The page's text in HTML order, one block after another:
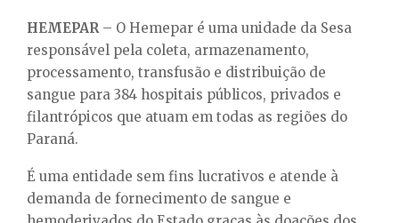
HEMEPAR – O Hemepar é uma unidade da Sesa
responsável pela coleta, armazenamento,
processamento, transfusão e distribuição de
sangue para 384 hospitais públicos, privados e
filantrópicos que atuam em todas as regiões do
Paraná.
É uma entidade sem fins lucrativos e atende à
demanda de fornecimento de sangue e